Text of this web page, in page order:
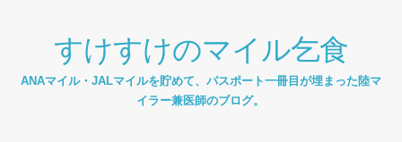
すけすけのマイル乞食
ANAマイル・JALマイルを貯めて、パスポート一冊目が埋まった陸マ
イラー兼医師のブログ。